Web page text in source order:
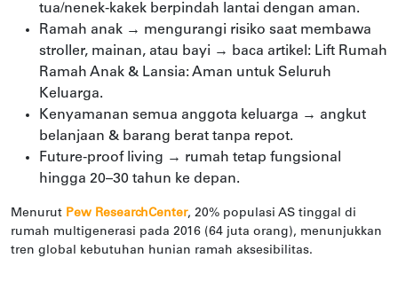
tua/nenek-kakek berpindah lantai dengan aman.
Ramah anak → mengurangi risiko saat membawa
stroller, mainan, atau bayi → baca artikel: Lift Rumah
Ramah Anak & Lansia: Aman untuk Seluruh
Keluarga.
Kenyamanan semua anggota keluarga → angkut
belanjaan & barang berat tanpa repot.
Future-proof living → rumah tetap fungsional
hingga 20–30 tahun ke depan.
Menurut Pew ResearchCenter, 20% populasi AS tinggal di
rumah multigenerasi pada 2016 (64 juta orang), menunjukkan
tren global kebutuhan hunian ramah aksesibilitas.